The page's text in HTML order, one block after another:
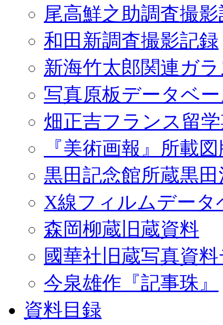
尾高鮮之助調査撮
和田新調査撮影記録
新海竹太郎関連ガ
写真原板データベ
畑正吉フランス留
『美術画報』所載
黒田記念館所蔵黒
X線フィルムデータ
森岡柳蔵旧蔵資料
國華社旧蔵写真資
今泉雄作『記事珠』
資料目録